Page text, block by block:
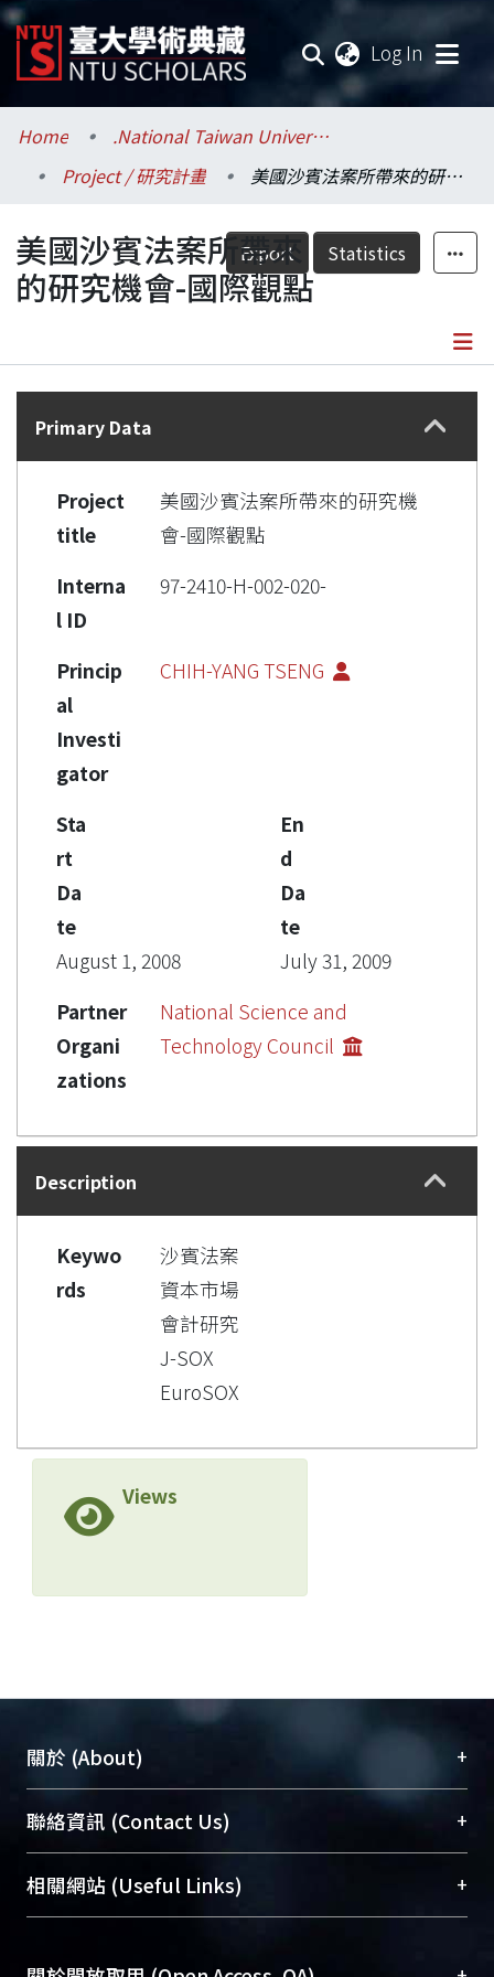
Log In
Communities & Collections
Research Outputs
Fundings & Projects
Researchers
Statistics
Home
.National Taiwan University / 國立臺灣大學
Project / 研究計畫
美國沙賓法案所帶來的研究機會-國際觀點
Export Statistics
美國沙賓法案所帶來
的研究機會-國際觀點
Details
Primary Data
Project
title
美國沙賓法案所帶來的研究機
會-國際觀點
Interna
l ID
97-2410-H-002-020-
Princip
al
Investi
gator
CHIH-YANG TSENG
Sta
rt
Da
te
August 1, 2008
En
d
Da
te
July 31, 2009
Partner
Organi
zations
National Science and
Technology Council
Description
Keywo
rds
沙賓法案
資本市場
會計研究
J-SOX
EuroSOX
Views
關於 (About) +
臺大位居世界頂尖大學之列，為永久珍藏及向國際
展現本校豐碩的研究成果及學術能量，圖書館整合
機構典藏（NTUR）與學術庫（AH）不同功能平
台，成為臺大學術典藏NTU scholars。期能整合研
成果。
聯絡資訊 (Contact Us) +
總館學科館員(Main Library)
醫學圖書館學科館員(Medical Library)
Sciences Library)
相關網站 (Useful Links) +